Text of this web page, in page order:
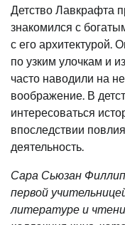
Детство Лавкрафта
знакомился с
с его архитектурой.
по узким улочкам и
часто наводили на
воображение. В
интересоваться
впоследствии
деятельность.
Сара Сьюзан
первой
литературе и